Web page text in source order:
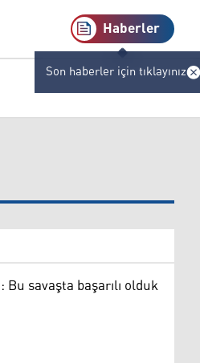
Haberler
Son haberler için tıklayınız
savaşta başarılı olduk